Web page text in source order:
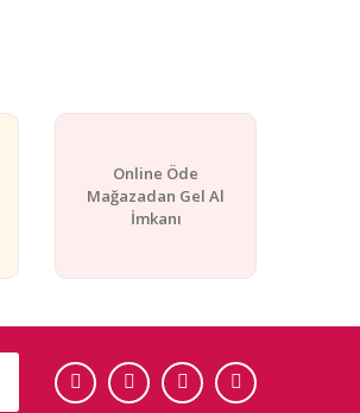
Online Öde
Mağazadan Gel Al
İmkanı